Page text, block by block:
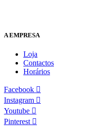
A EMPRESA
Loja
Contactos
Horários
Facebook
Instagram
Youtube
Pinterest